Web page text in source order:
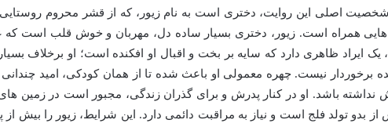
اصلی این روایت، دختری است به نام زیور، که از قشر محروم
همراه است. زیور، دختری بسیار ساده دل، مهربان و خوش قلب است
ایراد ظاهری دارد که سایه بر بخت و اقبال او افکنده است؛ او برخلاف
برخوردار نیست. چهره معمولی او باعث شده تا از همان کودکی، امید
نداشته باشد. او در کنار پدرش و برای گذران زندگی، مجبور است در زمین
بدو تولد فلج است و نیاز به مراقبت دائمی دارد. این شرایط، زیور را بیش